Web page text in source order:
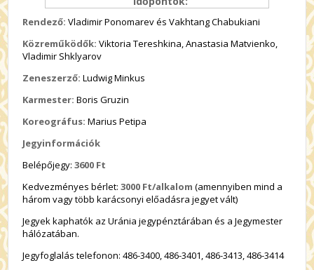
Rendező: Vladimir Ponomarev és Vakhtang Chabukiani
Közreműködők: Viktoria Tereshkina, Anastasia Matvienko,
Vladimir Shklyarov
Zeneszerző: Ludwig Minkus
Karmester: Boris Gruzin
Koreográfus: Marius Petipa
Jegyinformációk
Belépőjegy:3600 Ft
Kedvezményes bérlet:3000 Ft/alkalom (amennyiben mind a
három vagy több karácsonyi előadásra jegyet vált)
Jegyek kaphatók az Uránia jegypénztárában és a Jegymester
hálózatában.
Jegyfoglalás telefonon: 486-3400, 486-3401, 486-3413, 486-3414